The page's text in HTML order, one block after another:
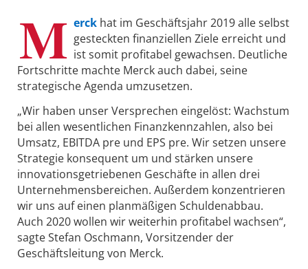
M erck hat im Geschäftsjahr 2019 alle selbst
gesteckten finanziellen Ziele erreicht und
ist somit profitabel gewachsen. Deutliche
Fortschritte machte Merck auch dabei, seine
strategische Agenda umzusetzen.
„Wir haben unser Versprechen eingelöst: Wachstum
bei allen wesentlichen Finanzkennzahlen, also bei
Umsatz, EBITDA pre und EPS pre. Wir setzen unsere
Strategie konsequent um und stärken unsere
innovationsgetriebenen Geschäfte in allen drei
Unternehmensbereichen. Außerdem konzentrieren
wir uns auf einen planmäßigen Schuldenabbau.
Auch 2020 wollen wir weiterhin profitabel wachsen“,
sagte Stefan Oschmann, Vorsitzender der
Geschäftsleitung von Merck.